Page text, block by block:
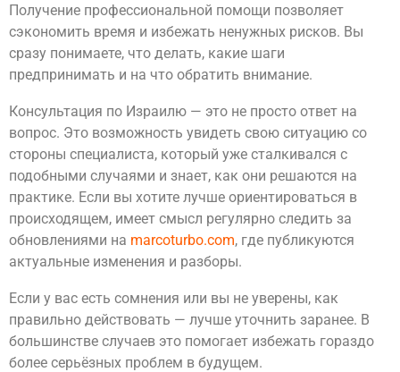
Получение профессиональной помощи позволяет
сэкономить время и избежать ненужных рисков. Вы
сразу понимаете, что делать, какие шаги
предпринимать и на что обратить внимание.
Консультация по Израилю — это не просто ответ на
вопрос. Это возможность увидеть свою ситуацию со
стороны специалиста, который уже сталкивался с
подобными случаями и знает, как они решаются на
практике. Если вы хотите лучше ориентироваться в
происходящем, имеет смысл регулярно следить за
обновлениями на marcoturbo.com, где публикуются
актуальные изменения и разборы.
Если у вас есть сомнения или вы не уверены, как
правильно действовать — лучше уточнить заранее. В
большинстве случаев это помогает избежать гораздо
более серьёзных проблем в будущем.